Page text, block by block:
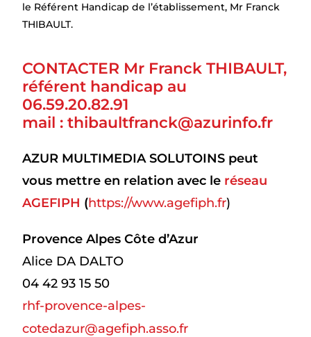
le Référent Handicap de l’établissement, Mr Franck
THIBAULT.
CONTACTER Mr Franck THIBAULT,
référent handicap au
06.59.20.82.91
mail : thibaultfranck@azurinfo.fr
AZUR MULTIMEDIA SOLUTOINS peut
vous mettre en relation avec le réseau
AGEFIPH (https://www.agefiph.fr)
Provence Alpes Côte d’Azur
Alice DA DALTO
04 42 93 15 50
rhf-provence-alpes-
cotedazur@agefiph.asso.fr